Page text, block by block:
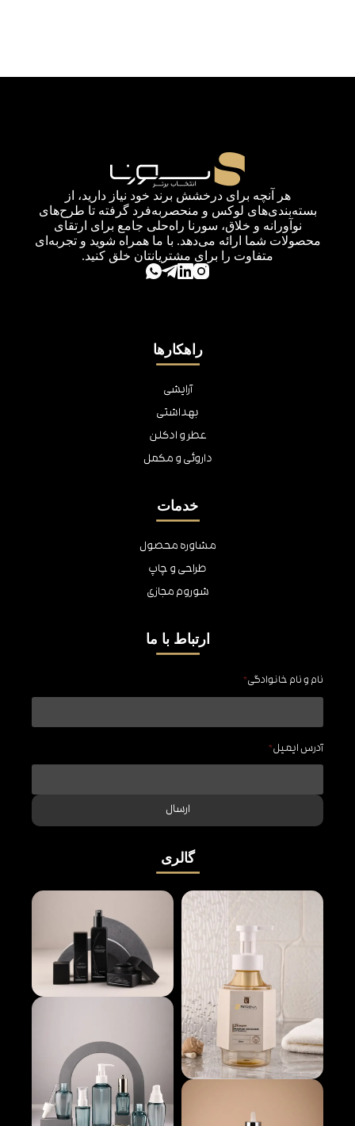
هر آنچه برای درخشش برند خود نیاز دارید، از
بسته‌بندی‌های لوکس و منحصربه‌فرد گرفته تا طرح‌های
نوآورانه و خلاق، سورنا راه‌حلی جامع برای ارتقای
محصولات شما ارائه می‌دهد. با ما همراه شوید و تجربه‌ای
متفاوت را برای مشتریانتان خلق کنید.
گالری
راهکارها
آرایشی
بهداشتی
عطر و ادکلن
داروئی و مکمل
خدمات
مشاوره محصول
طراحی و چاپ
شوروم مجازی
ارتباط با ما
نام و نام خانوادگی*
آدرس ایمیل*
ارسال